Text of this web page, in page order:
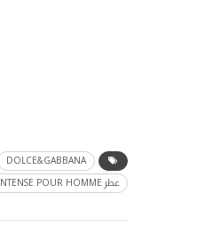
DOLCE&GABBANA
عطر LIGHT BLUE EAU INTENSE POUR HOMME